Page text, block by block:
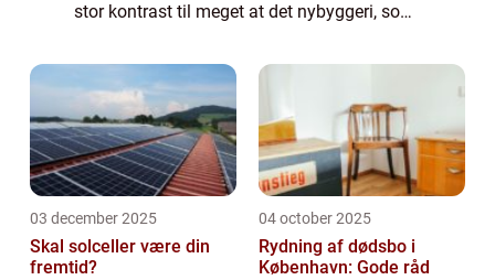
stor kontrast til meget at det nybyggeri, som
03 december 2025
Skal solceller være din
fremtid?
04 october 2025
Rydning af dødsbo i
København: Gode råd